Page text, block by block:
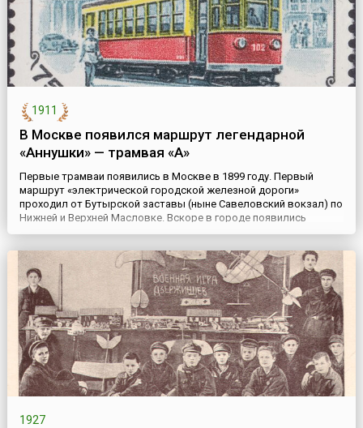
1911
В Москве появился маршрут легендарной
«Аннушки» — трамвая «А»
Первые трамваи появились в Москве в 1899 году. Первый
маршрут «электрической городской железной дороги»
проходил от Бутырской заставы (ныне Савеловский вокзал) по
Нижней и Верхней Масловке. Вскоре в городе появились
знаменитые «буквенные» маршруты. 29 декабря 1911 года был
«Аннушкой». Он курсировал по Бульварному кольцу и
Москворецкой набере...
1927